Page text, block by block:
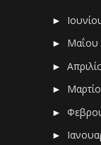
►
► Μαΐου
►
►
►
►